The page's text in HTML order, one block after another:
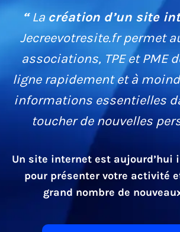
“La création d’un site
Jecreevotresite.fr permet
associations, TPE et PME
ligne rapidement et à
informations essentielles
toucher de nouvelles
Un site internet est aujourd’hui
pour présenter votre activité
grand nombre de